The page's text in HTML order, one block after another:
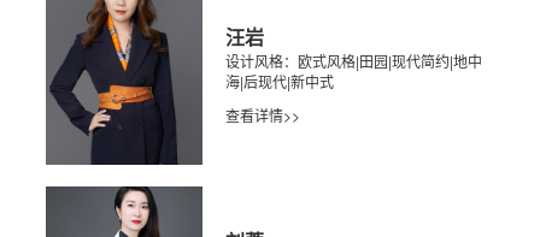
汪岩
设计风格：欧式风格|田园|现代简约|地中
海|后现代|新中式
查看详情>>